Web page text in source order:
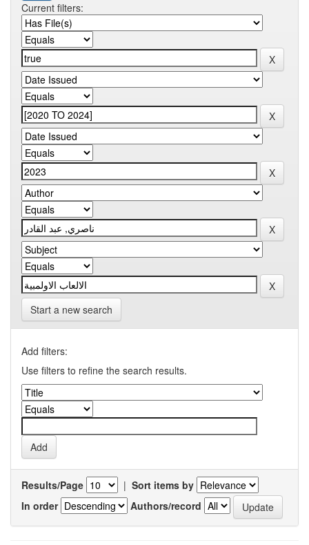
Current filters:
Start a new search
Add filters:
Use filters to refine the search results.
Results/Page | Sort items by
In order
Authors/record